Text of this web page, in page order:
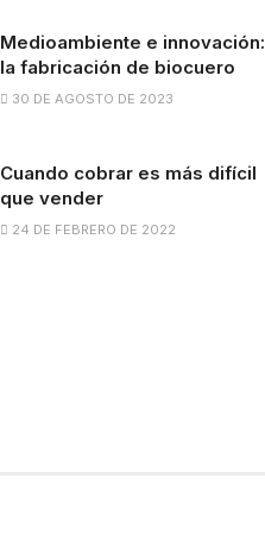
Medioambiente e innovación:
la fabricación de biocuero
30 DE AGOSTO DE 2023
Cuando cobrar es más difícil
que vender
24 DE FEBRERO DE 2022